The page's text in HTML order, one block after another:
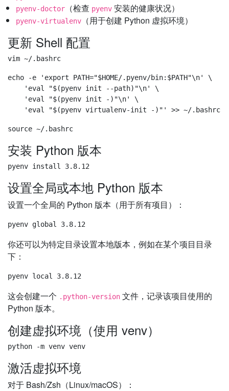
pyenv-doctor
（检查 pyenv 安装的健康状况）
pyenv-virtualenv （用于创建 Python 虚拟环境）
更新 Shell 配置
echo -e 'export PATH="$HOME/.pyenv/bin:$PATH"\n' \
    'eval "$(pyenv init --path)"\n' \
    'eval "$(pyenv init -)"\n' \
安装 Python 版本
设置全局或本地 Python 版本
设置一个全局的 Python 版本（用于所有项目）：
你还可以为特定目录设置本地版本，例如在某个项目目录
下：
这会创建一个 .python-version 文件，记录该项目使用的
Python 版本。
创建虚拟环境（使用 venv）
激活虚拟环境
对于 Bash/Zsh（Linux/macOS）：